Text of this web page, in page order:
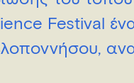
Festival